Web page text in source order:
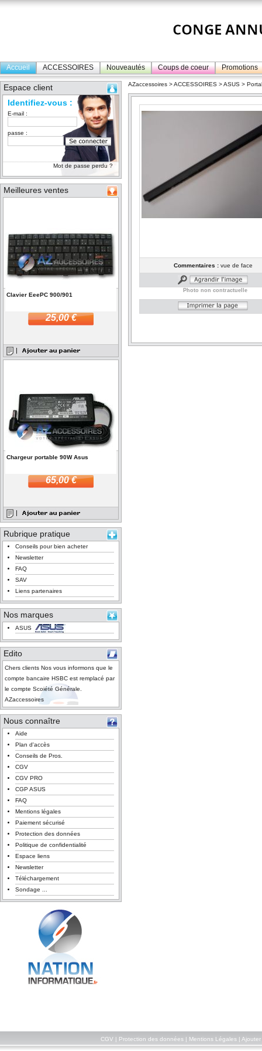
Accueil ACCESSOIRES Nouveautés Coups de coeur Promotions
Espace client
Identifiez-vous :
E-mail :
passe :
Mot de passe perdu ?
Meilleures ventes
Clavier EeePC 900/901
25,00 €
Chargeur portable 90W Asus
65,00 €
Rubrique pratique
Conseils pour bien acheter
Newsletter
FAQ
SAV
Liens partenaires
Nos marques
ASUS
Edito
Chers clients Nos vous informons que le
compte bancaire HSBC est remplacé par
le compte Scoiété Générale.
AZaccessoires
Nous connaître
Aide
Plan d'accès
Conseils de Pros.
CGV
CGV PRO
CGP ASUS
FAQ
Mentions légales
Paiement sécurisé
Protection des données
Politique de confidentialité
Espace liens
Newsletter
Téléchargement
Sondage ...
AZaccessoires >ACCESSOIRES >ASUS >
Commentaires :vue de face
Photo non contractuelle
CGV Protection des données| Mentions Légales| Ajouter